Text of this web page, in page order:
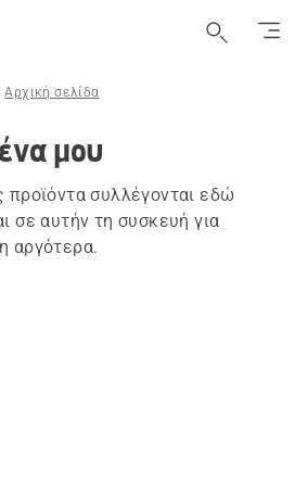
Αρχική σελίδα
μου
συλλέγονται εδώ
σε αυτήν τη συσκευή για
αργότερα.